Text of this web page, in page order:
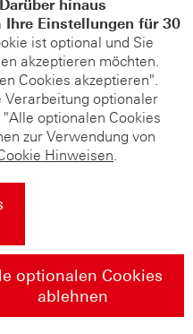
Darüber hinaus
Einstellungen für 30
ist optional und Sie
akzeptieren möchten.
Cookies akzeptieren".
Verarbeitung optionaler
optionalen Cookies
zur Verwendung von
Hinweisen.
optionalen Cookies
ablehnen